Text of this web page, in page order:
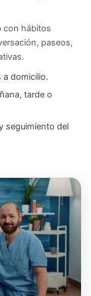
con hábitos
paseos,
a domicilio.
tarde o
seguimiento del